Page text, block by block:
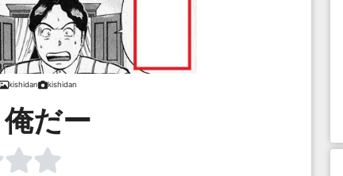
kishidan kishidan
だー